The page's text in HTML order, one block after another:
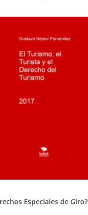
Especiales de Giro?